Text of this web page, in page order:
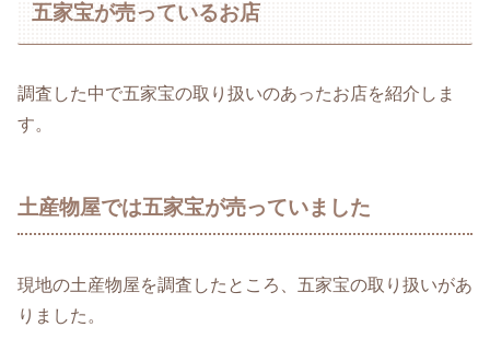
五家宝が売っているお店
調査した中で五家宝の取り扱いのあったお店を紹介しま
す。
土産物屋では五家宝が売っていました
現地の土産物屋を調査したところ、五家宝の取り扱いがあ
りました。